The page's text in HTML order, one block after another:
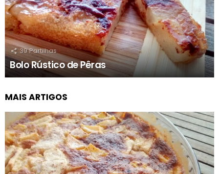
39 Partilhas
Bolo Rústico de Pêras
MAIS ARTIGOS